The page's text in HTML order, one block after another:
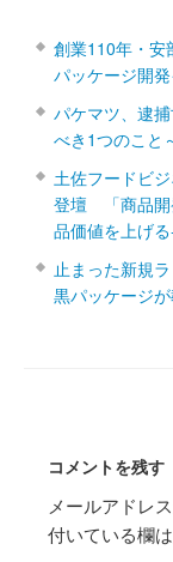
創業110年・安
パッケージ開
パケマツ、逮
べき1つのこと
土佐フードビ
登壇 「商品開
品価値を上げる‐
止まった新規
黒パッケージ
コメントを残す
メールアドレ
付いている欄